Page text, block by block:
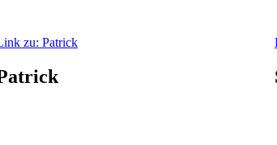
zu: Patrick